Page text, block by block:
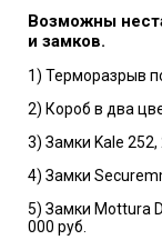
Возможны
и замков.
1) Терморазрыв
2) Короб в два
3) Замки Kale 252,
4) Замки
5) Замки Mottura
000 руб.